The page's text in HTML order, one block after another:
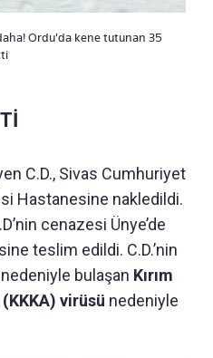
Ordu'da kene tutunan 35
C.D., Sivas Cumhuriyet
Hastanesine nakledildi.
cenazesi Ünye’de
teslim edildi. C.D.’nin
bulaşan Kırım
virüsü nedeniyle